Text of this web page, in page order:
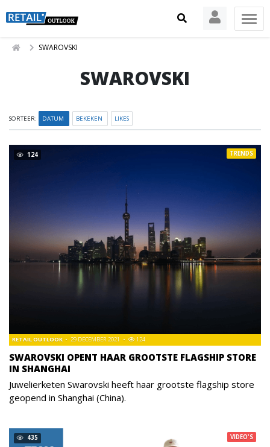
SWAROVSKI
SWAROVSKI
SORTEER: DATUM BEKEKEN LIKES
124
SWAROVSKI OPENT HAAR GROOTSTE FLAGSHIP STORE
IN SHANGHAI
RETAIL OUTLOOK 29 DECEMBER 2021 124
TRENDS
Juwelierketen Swarovski heeft haar grootste flagship store
geopend in Shanghai (China).
435 VIDEO'S